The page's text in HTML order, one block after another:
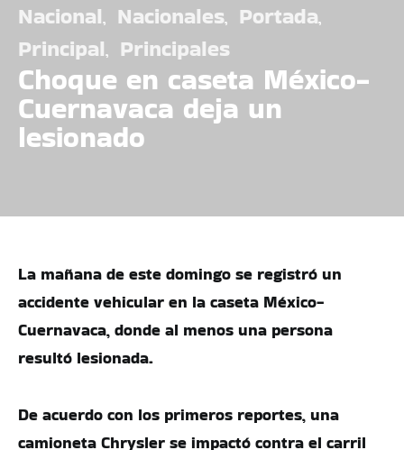
Nacional Nacionales Portada
Principal Principales
Choque en caseta México-
Cuernavaca deja un
lesionado
La mañana de este domingo se registró un
accidente vehicular en la caseta México-
Cuernavaca, donde al menos una persona
resultó lesionada.
De acuerdo con los primeros reportes, una
camioneta Chrysler se impactó contra el carril